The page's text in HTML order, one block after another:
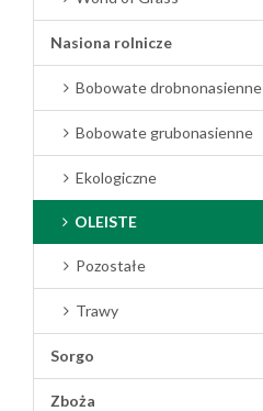
Nasiona rolnicze
Bobowate drobnonasienne
Bobowate grubonasienne
Ekologiczne
OLEISTE
Pozostałe
Trawy
Sorgo
Zboża